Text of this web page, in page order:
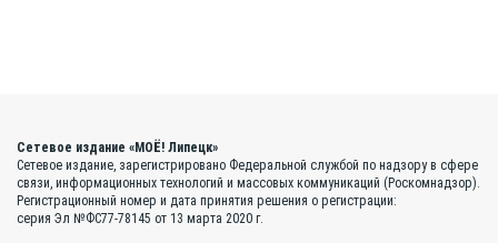
Сетевое издание «МОЁ! Липецк»
Сетевое издание, зарегистрировано Федеральной службой по надзору в сфере
связи, информационных технологий и массовых коммуникаций (Роскомнадзор).
Регистрационный номер и дата принятия решения о регистрации:
серия Эл №ФС77-78145 от 13 марта 2020 г.